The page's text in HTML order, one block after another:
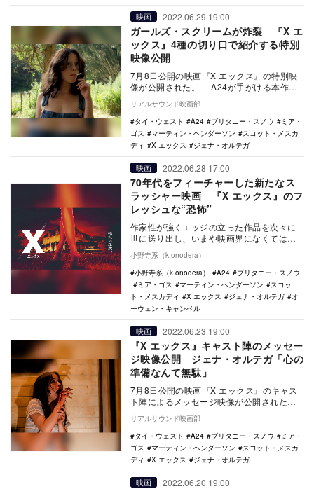
映画 2022.06.29 19:00
ガールズ・スクリームが炸裂 『X エ
ックス』4種の切り口で紹介する特別
映像公開
7月8日公開の映画『X エックス』の特別映
像が公開された。 A24が手がける本作
は、映画製作で一旗揚げようと目論む若き
俳優と…
リアルサウンド映画部
タイ・ウェスト
A24 ブリタニー・スノウ
ミア・
ゴス
マーティン・ヘンダーソン
スコット・メスカ
ディ
X エックス ジェナ・オルテガ
映画 2022.06.28 17:00
70年代をフィーチャーした新たなス
ラッシャー映画 『X エックス』のフ
レッシュな“恐怖”
作家性が強くエッジの立った作品を次々に
世に送り出し、いまや映画界になくてはな
らない製作・配給の一大ブランドとして定
着した、「A2…
小野寺系（k.onodera）
小野寺系（k.onodera）
A24
ブリタニー・スノウ
ミア・ゴス
マーティン・ヘンダーソン
スコッ
ト・メスカディ
X エックス ジェナ・オルテガ
オ
ーウェン・キャンベル
映画 2022.06.23 19:00
『X エックス』キャスト陣のメッセー
ジ映像公開 ジェナ・オルテガ「心の
準備なんて無駄」
7月8日公開の映画『X エックス』のキャス
ト陣によるメッセージ映像が公開された。
A24が手がける本作は、映画製作で一旗揚
げ…
リアルサウンド映画部
タイ・ウェスト
A24 ブリタニー・スノウ
ミア・
ゴス
マーティン・ヘンダーソン
スコット・メスカ
ディ
X エックス ジェナ・オルテガ
映画 2022.06.20 19:00